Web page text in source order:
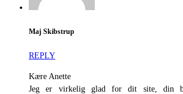
Maj Skibstrup
REPLY
Kære Anette
Jeg er virkelig glad for dit site, din